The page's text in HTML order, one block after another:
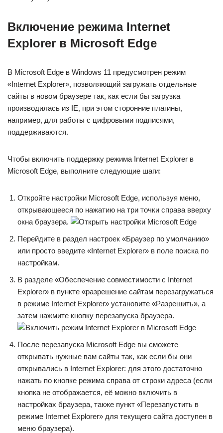
Включение режима Internet
Explorer в Microsoft Edge
В Microsoft Edge в Windows 11 предусмотрен режим
«Internet Explorer», позволяющий загружать отдельные
сайты в новом браузере так, как если бы загрузка
производилась из IE, при этом сторонние плагины,
например, для работы с цифровыми подписями,
поддерживаются.
Чтобы включить поддержку режима Internet Explorer в
Microsoft Edge, выполните следующие шаги:
Откройте настройки Microsoft Edge, используя меню,
открывающееся по нажатию на три точки справа вверху
окна браузера.
Перейдите в раздел настроек «Браузер по умолчанию»
или просто введите «Internet Explorer» в поле поиска по
настройкам.
В разделе «Обеспечение совместимости с Internet
Explorer» в пункте «разрешение сайтам перезагружаться
в режиме Internet Explorer» установите «Разрешить», а
затем нажмите кнопку перезапуска браузера.
После перезапуска Microsoft Edge вы сможете
открывать нужные вам сайты так, как если бы они
открывались в Internet Explorer: для этого достаточно
нажать по кнопке режима справа от строки адреса (если
кнопка не отображается, её можно включить в
настройках браузера, также пункт «Перезапустить в
режиме Internet Explorer» для текущего сайта доступен в
меню браузера).